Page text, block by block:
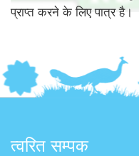
प्राप्त करने के लिए पात्र है।
त्वरित सम्पक